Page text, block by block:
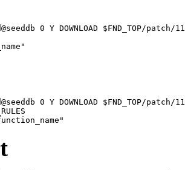
0 Y DOWNLOAD $FND_TOP/
0 Y DOWNLOAD $FND_TOP/